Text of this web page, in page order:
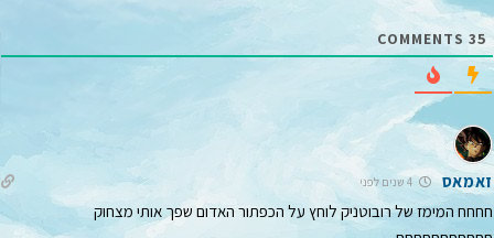
35
זאמאס 4 שנים לפני
חחחח המימז של רובוטניק לוחץ על הכפתור האדום שפך אותי מצחוק